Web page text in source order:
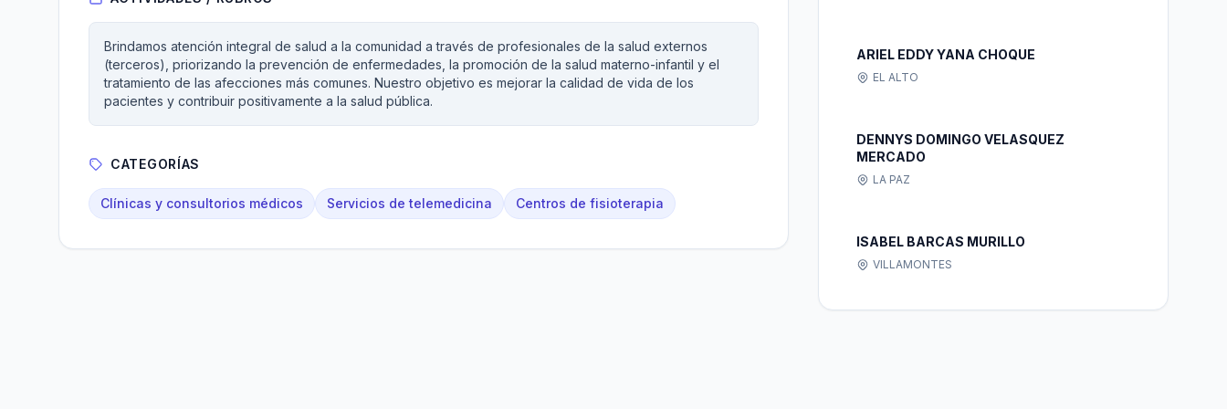
Brindamos atención integral de salud a la comunidad a través de profesionales de la salud externos
(terceros), priorizando la prevención de enfermedades, la promoción de la salud materno-infantil y el
tratamiento de las afecciones más comunes. Nuestro objetivo es mejorar la calidad de vida de los
pacientes y contribuir positivamente a la salud pública.
CATEGORÍAS
Clínicas y consultorios médicos Servicios de telemedicina Centros de fisioterapia
ARIEL EDDY YANA CHOQUE
EL ALTO
DENNYS DOMINGO VELASQUEZ
MERCADO
LA PAZ
ISABEL BARCAS MURILLO
VILLAMONTES